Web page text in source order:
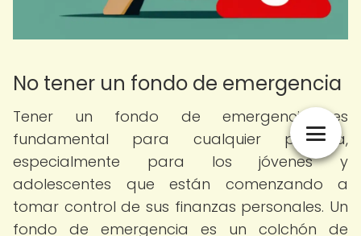
No tener un fondo de emergencia
Tener un fondo de emergencia es
fundamental para cualquier persona,
especialmente para los jóvenes y
adolescentes que están comenzando a
tomar control de sus finanzas personales. Un
fondo de emergencia es un colchón de